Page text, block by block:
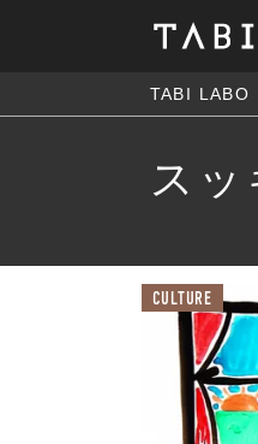
TABI LABO
スッ
CULTURE